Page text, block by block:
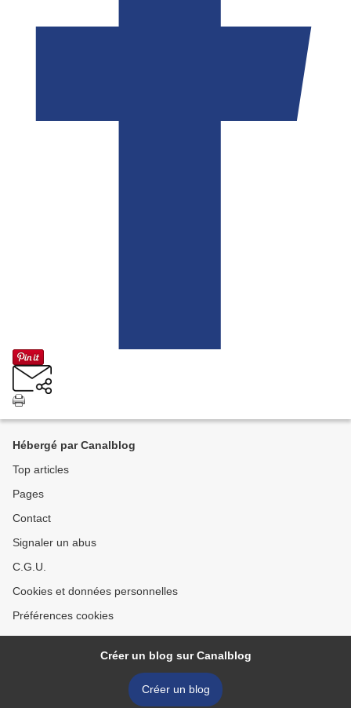
Hébergé par Canalblog
Top articles
Pages
Contact
Signaler un abus
C.G.U.
Cookies et données personnelles
Préférences cookies
Créer un blog sur Canalblog
Créer un blog